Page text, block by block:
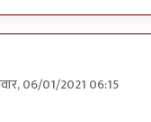
06/01/2021 06:15